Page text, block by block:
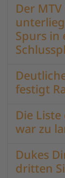
Der
Spurs in
festigt
Die
war zu
Dukes
dritten